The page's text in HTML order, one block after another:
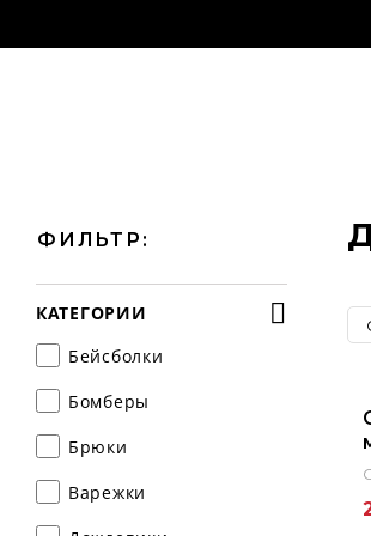
ФИЛЬТР:
КАТЕГОРИИ
Бейсболки
Бомберы
Брюки
Варежки